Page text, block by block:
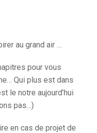
au grand air …
pour vous
Qui plus est dans
le notre aujourd’hui
pas…)
en cas de projet de